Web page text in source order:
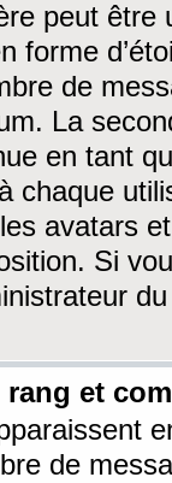
peut être
forme
de
La
en tant
chaque
avatars
Si
rang et
de